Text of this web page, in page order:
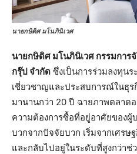
นายกษิดิศ มโนภินิเวศ
นายกษิดิศ มโนภินิเวศ กรรมการ
กรุ๊ป จำกัด ซึ่งเป็นการร่วมลงทุน
เชี่ยวชาญและประสบการณ์ในธุ
มานานกว่า 20 ปี ฉายภาพตลาด
ความต้องการซื้อที่อยู่อาศัยของ
บวกจากปัจจัยบวก เริ่มจากเศร
และกลับไปอยู่ในระดับที่สูงกว่าช่